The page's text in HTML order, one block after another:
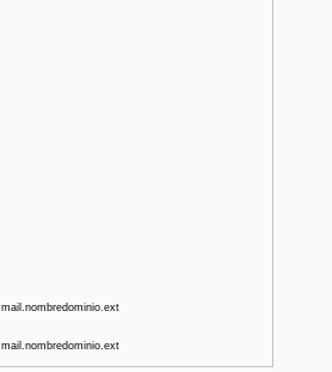
mail.nombredominio.ext
mail.nombredominio.ext